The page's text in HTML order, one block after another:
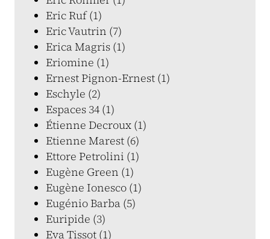
Eric Ruf (1)
Eric Vautrin (7)
Erica Magris (1)
Eriomine (1)
Ernest Pignon-Ernest (1)
Eschyle (2)
Espaces 34 (1)
Étienne Decroux (1)
Etienne Marest (6)
Ettore Petrolini (1)
Eugène Green (1)
Eugène Ionesco (1)
Eugénio Barba (5)
Euripide (3)
Eva Tissot (1)